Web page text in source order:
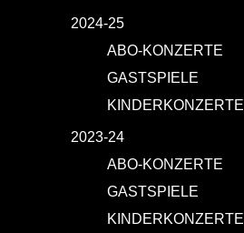
2024-25
ABO-KONZERTE
GASTSPIELE
KINDERKONZERTE
2023-24
ABO-KONZERTE
GASTSPIELE
KINDERKONZERTE